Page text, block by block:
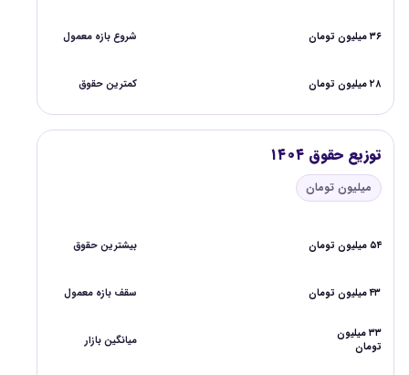
شروع بازه معمول ۳۶ میلیون تومان
کمترین حقوق ۲۸ میلیون تومان
توزیع حقوق ۱۴۰۴
میلیون تومان
بیشترین حقوق ۵۴ میلیون تومان
سقف بازه معمول ۴۳ میلیون تومان
میانگین بازار
۳۳ میلیون
تومان